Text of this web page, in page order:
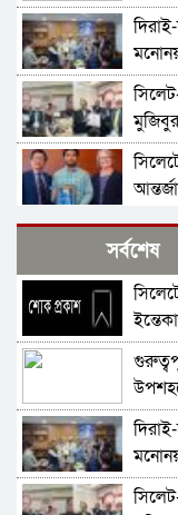
বিতরণ
দফার
বন্ধ
সর্বশেষ
শোক